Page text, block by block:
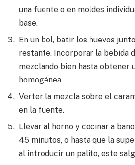
una fuente o en moldes
base.
En un bol, batir los huevos
restante. Incorporar la bebida
mezclando bien hasta obtener
homogénea.
Verter la mezcla sobre el
en la fuente.
Llevar al horno y cocinar a
45 minutos, o hasta que la
al introducir un palito, este